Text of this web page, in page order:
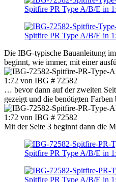
Die IBG-typische Bauanleitung
beginnt, wie immer, mit einer
… bevor dann auf der zweiten
gezeigt und die benötigten Farben
Mit der Seite 3 beginnt dann die